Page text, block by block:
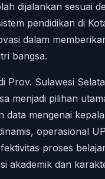
dijalankan sesuai
pendidikan di
dalam
bangsa.
Prov. Sulawesi
menjadi pilihan
data mengenai
operasional
proses
akademik dan